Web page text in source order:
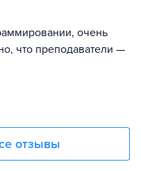
очень
что преподаватели —
отзывы